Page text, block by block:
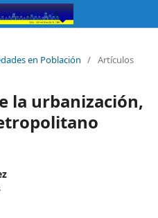
en Población / Artículos
la urbanización,